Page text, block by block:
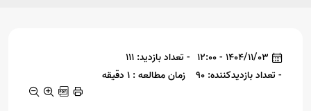
1404/11/03 - 12:00
- تعداد بازدید: 111
- تعداد بازدیدکننده: 90
زمان مطالعه : 1 دقیقه